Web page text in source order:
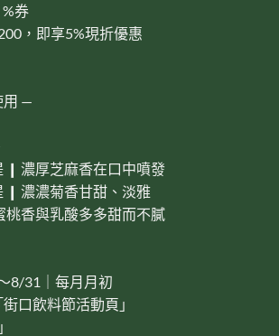
券
，即享5%現折優惠
用 —
❙ 濃厚芝麻香在口中噴發
❙ 濃濃菊香甘甜、淡雅
桃香與乳酸多多甜而不膩
8/31｜每月月初
口飲料節活動頁」